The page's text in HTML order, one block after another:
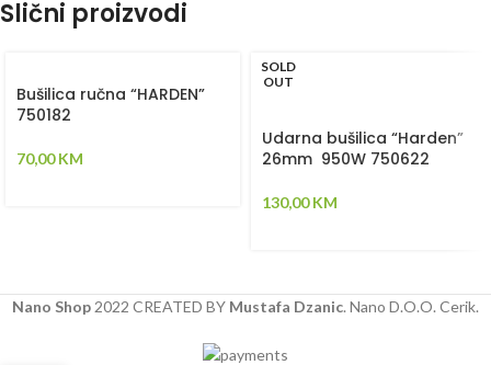
Slični proizvodi
Bušilica ručna “HARDEN”
750182
70,00KM
SOLD
OUT
Udarna bušilica “Harden”
26mm 950W 750622
130,00KM
Nano Shop2022 CREATED BY Mustafa Dzanic. Nano D.O.O. Cerik.